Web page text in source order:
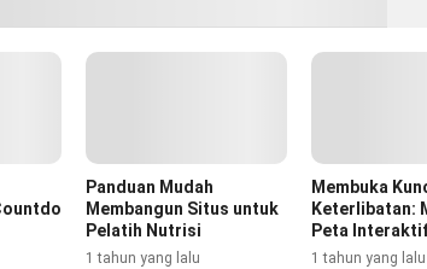
Panduan Mudah
Membangun Situs untuk
Pelatih Nutrisi
1 tahun yang lalu
Membuka
Keterlibatan:
Peta
Internet
1 tahun yang lalu